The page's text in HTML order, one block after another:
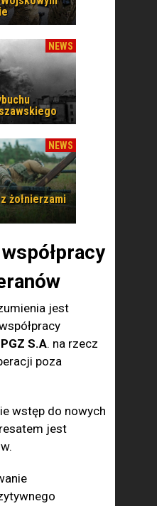
NEWS
NEWS
żołnierzami
jest
S.A. na rzecz
poza
wstęp do nowych
jest